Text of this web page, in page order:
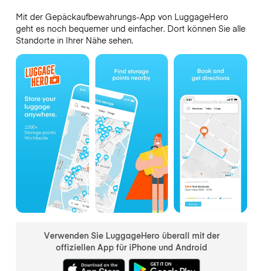
Mit der Gepäckaufbewahrungs-App von LuggageHero
geht es noch bequemer und einfacher. Dort können Sie alle
Standorte in Ihrer Nähe sehen.
Verwenden Sie LuggageHero überall mit der
offiziellen App für iPhone und Android